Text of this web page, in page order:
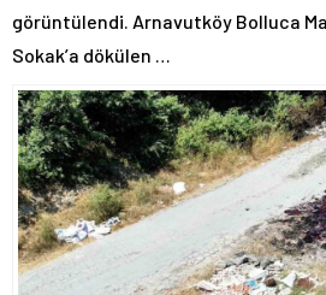
görüntülendi. Arnavutköy Bolluca
Sokak’a dökülen …